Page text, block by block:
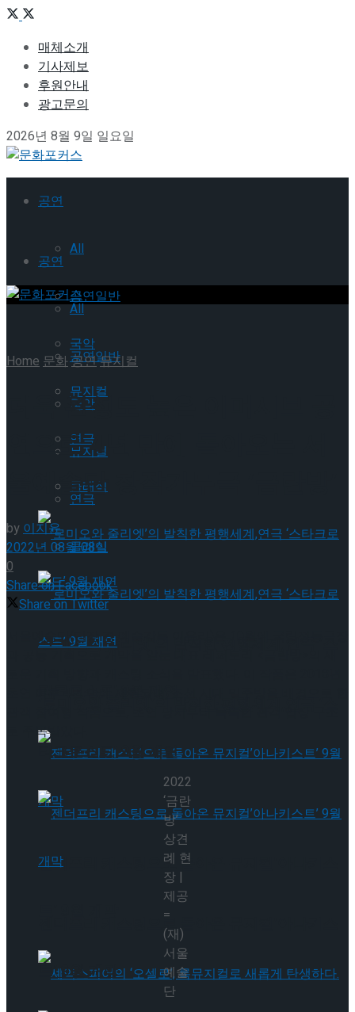
매체소개
기사제보
후원안내
광고문의
2026년 8월 9일 일요일
공연
All
공연일반
국악
뮤지컬
연극
클래식
‘로미오와 줄리엣’의 발칙한 평행세계,연극 ‘스
젠더프리 캐스팅으로 돌아온 뮤지컬’아나키스
공연
All
공연일반
국악
뮤지컬
연극
클래식
타크로스드’ 9월 재연
젠더프리 캐스팅으로 돌아온 뮤지컬’아나키스
트’ 9월 개막
Home문화공연뮤지컬
더욱 완성도 높은 이머시브 공
연으로 4년 만에 돌아오는 서
울예술단 창작가무극 ‘금란방’
by이지윤
2022년 08월 08일
0
Share on Facebook
Share on Twitter
서울예술단(단장 겸 예술감독 이유리)은 10월에 국립정동극장
로 주목받았다.
2022
‘금란
방’
상견
례 현
장 |
제공
=
(재)
서울
예술
단